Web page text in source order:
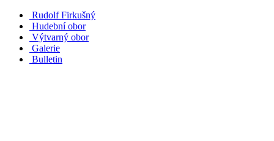
Rudolf Firkušný
Hudební obor
Výtvarný obor
Galerie
Bulletin